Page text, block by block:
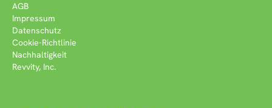
AGB
Impressum
Datenschutz
Cookie-Richtlinie
Nachhaltigkeit
Revvity, Inc.